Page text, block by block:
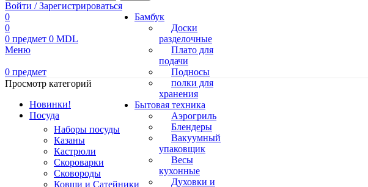
Бамбук
Доски
разделочные
Плато для
подачи
Подносы
полки для
хранения
Бытовая техника
Аэрогриль
Блендеры
Вакуумный
упаковщик
Весы
кухонные
Духовки и
Войти / Зарегистрироваться
0
0
0 предмет 0 MDL
Меню
0 предмет
Просмотр категорий
Новинки!
Посуда
Наборы посуды
Казаны
Кастрюли
Скороварки
Сковороды
Ковши и Сатейники